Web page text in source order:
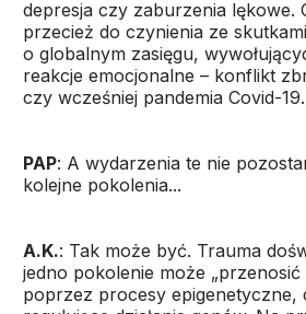
depresja czy zaburzenia lękowe.
przecież do czynienia ze
o globalnym zasięgu,
reakcje emocjonalne – konflikt
czy wcześniej pandemia Covid-19.
PAP: A wydarzenia te nie
kolejne pokolenia...
A.K.: Tak może być. Trauma
jedno pokolenie może „przenosić
poprzez procesy epigenetyczne,